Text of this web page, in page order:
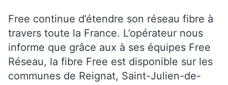
Free continue d’étendre son réseau fibre à
travers toute la France. L’opérateur nous
informe que grâce aux à ses équipes Free
Réseau, la fibre Free est disponible sur les
communes de Reignat, Saint-Julien-de-